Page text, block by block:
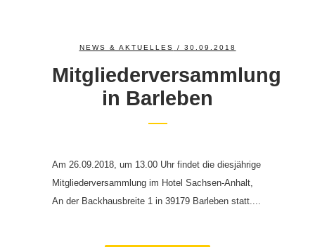
NEWS & AKTUELLES / 30.09.2018
Mitgliederversammlung
in Barleben
Am 26.09.2018, um 13.00 Uhr findet die diesjährige
Mitgliederversammlung im Hotel Sachsen-Anhalt,
An der Backhausbreite 1 in 39179 Barleben statt....